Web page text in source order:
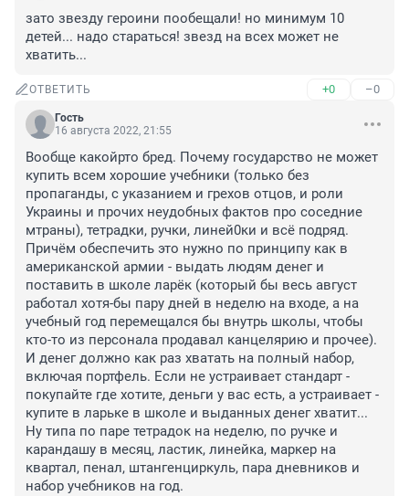
зато звезду героини пообещали! но минимум 10
детей... надо стараться! звезд на всех может не
хватить...
ОТВЕТИТЬ +0 –0
Гость
16 августа 2022, 21:55
Вообще какойрто бред. Почему государство не может
купить всем хорошие учебники (только без
пропаганды, с указанием и грехов отцов, и роли
Украины и прочих неудобных фактов про соседние
мтраны), тетрадки, ручки, линей0ки и всё подряд.
Причём обеспечить это нужно по принципу как в
американской армии - выдать людям денег и
поставить в школе ларёк (который бы весь август
работал хотя-бы пару дней в неделю на входе, а на
учебный год перемещался бы внутрь школы, чтобы
кто-то из персонала продавал канцелярию и прочее).
И денег должно как раз хватать на полный набор,
включая портфель. Если не устраивает стандарт -
покупайте где хотите, деньги у вас есть, а устраивает -
купите в ларьке в школе и выданных денег хватит...
Ну типа по паре тетрадок на неделю, по ручке и
карандашу в месяц, ластик, линейка, маркер на
квартал, пенал, штангенциркуль, пара дневников и
набор учебников на год.